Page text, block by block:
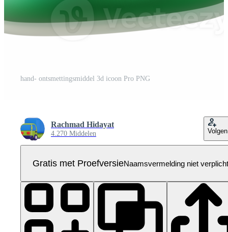
hand- ontsmettingsmiddel 3d icoon Pro PNG
Rachmad Hidayat
4.270 Middelen Volgen
Gratis met ProefversieNaamsvermelding niet verplicht